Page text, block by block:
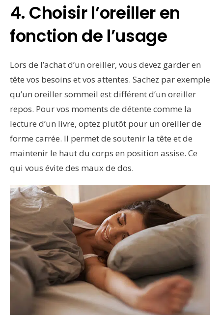
4. Choisir l’oreiller en
fonction de l’usage
Lors de l’achat d’un oreiller, vous devez garder en
tête vos besoins et vos attentes. Sachez par exemple
qu’un oreiller sommeil est différent d’un oreiller
repos. Pour vos moments de détente comme la
lecture d’un livre, optez plutôt pour un oreiller de
forme carrée. Il permet de soutenir la tête et de
maintenir le haut du corps en position assise. Ce
qui vous évite des maux de dos.